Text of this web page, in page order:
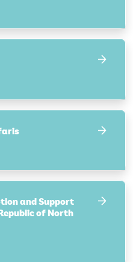
and Support
of North